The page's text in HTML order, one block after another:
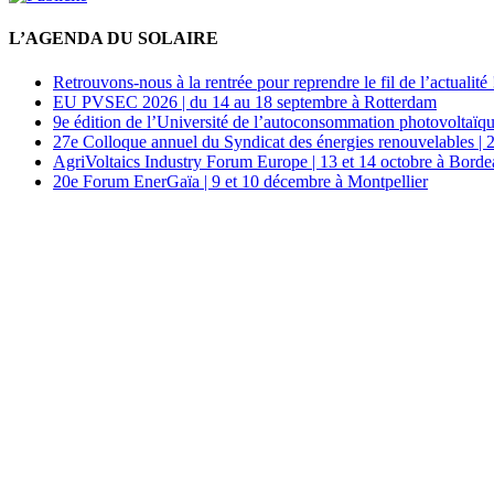
L’AGENDA DU SOLAIRE
Retrouvons-nous à la rentrée pour reprendre le fil de l’actualité
EU PVSEC 2026 | du 14 au 18 septembre à Rotterdam
9e édition de l’Université de l’autoconsommation
27e Colloque annuel du Syndicat des énergies renouvelables |
AgriVoltaics Industry Forum Europe | 13 et 14 octobre à
20e Forum EnerGaïa | 9 et 10 décembre à Montpellier